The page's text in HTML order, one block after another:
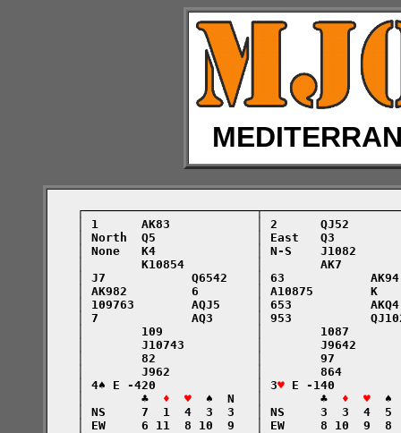
│ 1      AK83            │ 2      QJ52
│ North  Q5              │ East   Q3
│ None   K4              │ N-S    J1082
│        K10854          │        AK7
│ J7            Q6542    │ 63
│ AK982         6        │ A10875        K
│ 109763        AQJ5     │ 653
│ 7             AQ3      │ 953
│        109             │        1087
│        J10743          │        J9642
│        82              │        97
│        J962            │        864
    │ 4♠ E -420              │ 3
♥ E -140
    │        ♣
♦  ♥
  ♠  N   │        ♣
♦  ♥
♠
│ NS     7  1  4  3  3   │ NS     3  3  4
│ EW     6 11  8 10  9   │ EW     8 10  9